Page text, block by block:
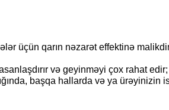
üçün qarın nəzarət effektinə
və geyinməyi çox rahat edir;
başqa hallarda və ya ürəyinizin